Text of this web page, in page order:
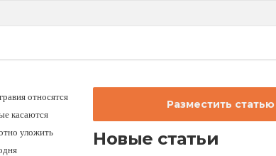
относятся
касаются
уложить
Разместить статью
Новые статьи